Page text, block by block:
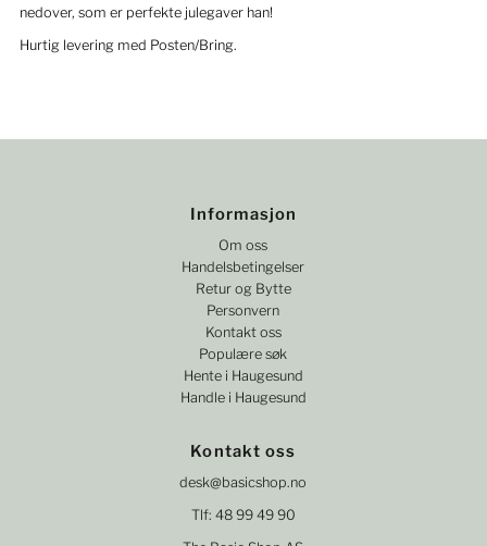
nedover, som er perfekte julegaver han!
Hurtig levering med Posten/Bring.
Informasjon
Om oss
Handelsbetingelser
Retur og Bytte
Personvern
Kontakt oss
Populære søk
Hente i Haugesund
Handle i Haugesund
Kontakt oss
desk@basicshop.no
Tlf: 48 99 49 90